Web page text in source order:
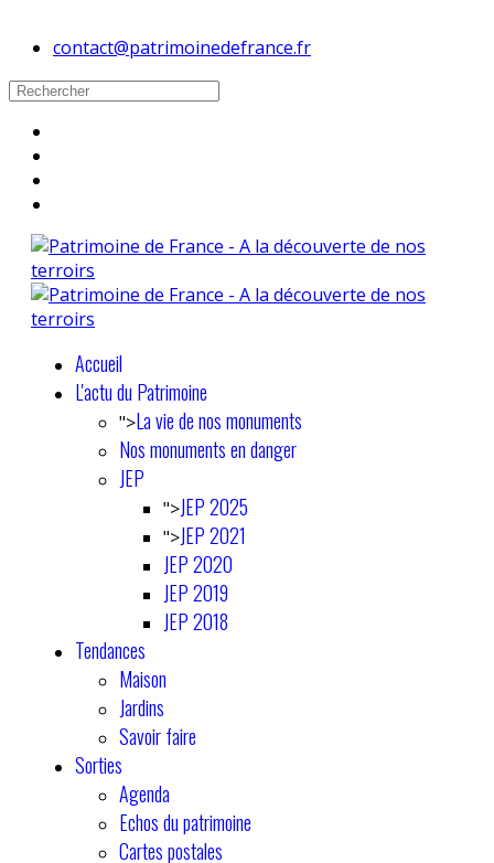
contact@patrimoinedefrance.fr
Accueil
L'actu du Patrimoine
">La vie de nos monuments
Nos monuments en danger
JEP
">JEP 2025
">JEP 2021
JEP 2020
JEP 2019
JEP 2018
Tendances
Maison
Jardins
Savoir faire
Sorties
Agenda
Echos du patrimoine
Cartes postales